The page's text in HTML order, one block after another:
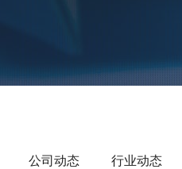
公司动态 行业动态